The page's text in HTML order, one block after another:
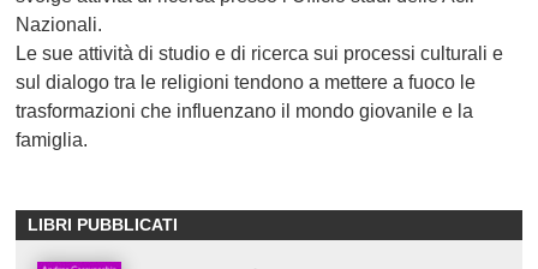
Nazionali.
Le sue attività di studio e di ricerca sui processi culturali e
sul dialogo tra le religioni tendono a mettere a fuoco le
trasformazioni che influenzano il mondo giovanile e la
famiglia.
LIBRI PUBBLICATI